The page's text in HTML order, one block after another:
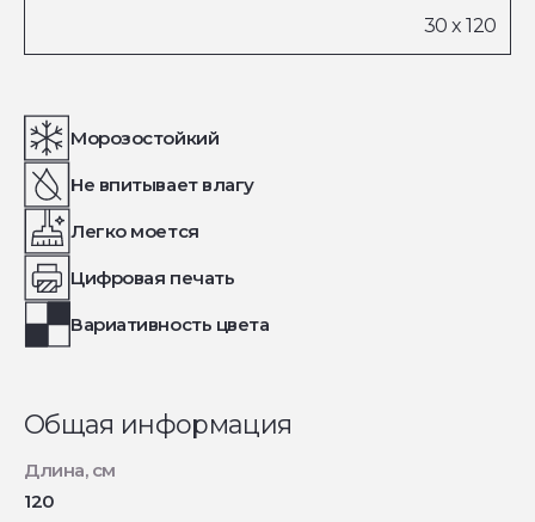
Морозостойкий
Не впитывает влагу
Легко моется
Цифровая печать
Вариативность цвета
Общая информация
Длина, см
120